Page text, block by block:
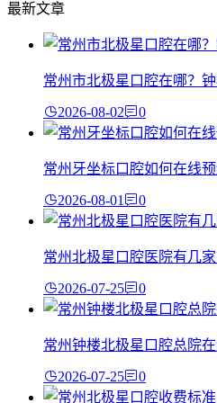
最新文章
常州市北极星口腔在哪？
2026-08-02 0
常州牙坐标口腔如何在线
2026-08-01 0
常州北极星口腔医院有几
2026-07-25 0
常州钟楼北极星口腔总院
2026-07-25 0